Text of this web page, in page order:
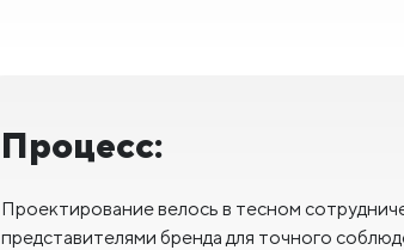
Процесс:
Проектирование велось в тесном
представителями бренда для точного